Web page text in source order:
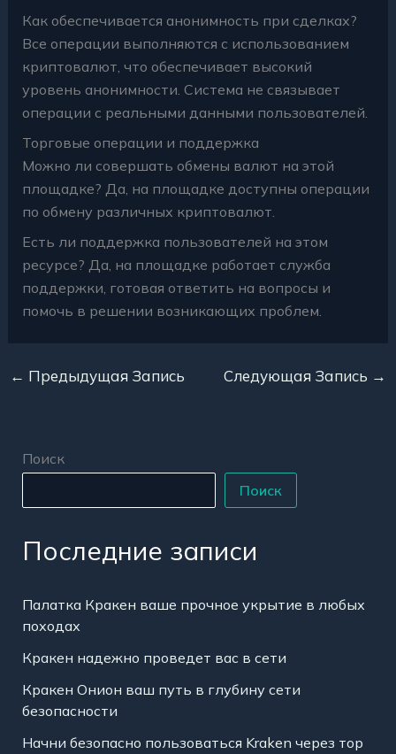
Как обеспечивается анонимность при сделках?
Все операции выполняются с использованием
криптовалют, что обеспечивает высокий
уровень анонимности. Система не связывает
операции с реальными данными пользователей.
Торговые операции и поддержка
Можно ли совершать обмены валют на этой
площадке? Да, на площадке доступны операции
по обмену различных криптовалют.
Есть ли поддержка пользователей на этом
ресурсе? Да, на площадке работает служба
поддержки, готовая ответить на вопросы и
помочь в решении возникающих проблем.
← Предыдущая Запись Следующая Запись →
Поиск
Поиск
Последние записи
Палатка Кракен ваше прочное укрытие в любых
походах
Кракен надежно проведет вас в сети
Кракен Онион ваш путь в глубину сети
безопасности
Начни безопасно пользоваться Kraken через тор